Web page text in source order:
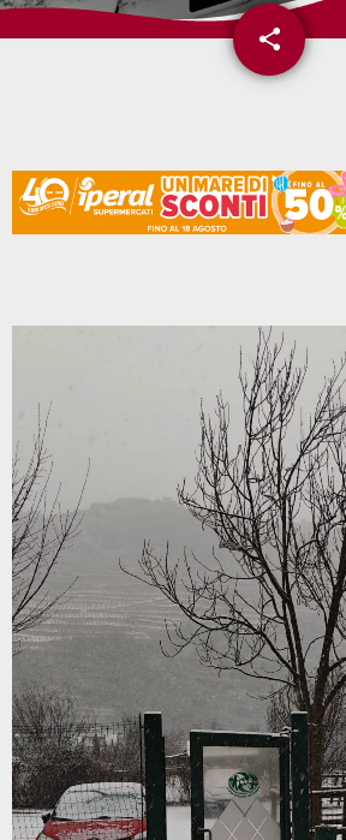
share
email